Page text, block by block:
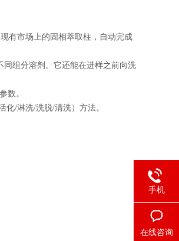
有市场上的固相萃取柱，自动完成
同组分溶剂。它还能在进样之前向洗
数。
化/淋洗/洗脱/清洗）方法。
手机
在线咨询